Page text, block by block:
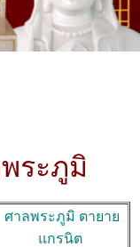
ระภูมิ
ศาลพระภูมิ ตายาย
แกรนิต